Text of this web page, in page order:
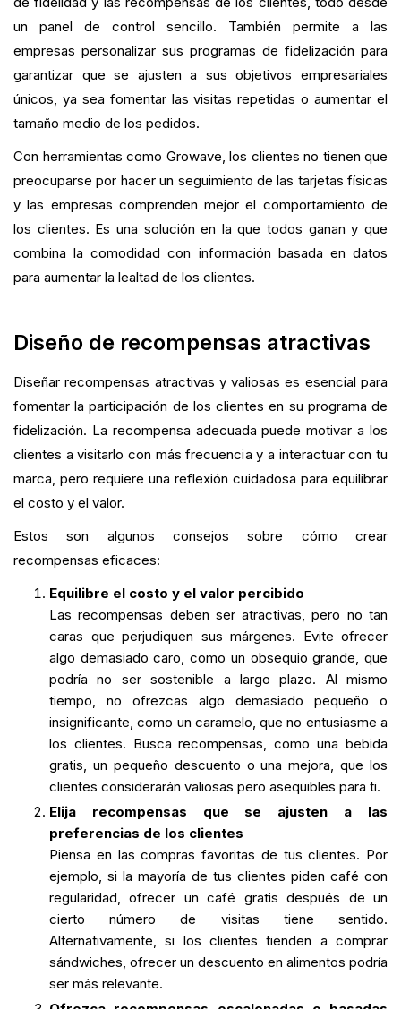
un panel de control sencillo. También permite a las
empresas personalizar sus programas de fidelización para
garantizar que se ajusten a sus objetivos empresariales
únicos, ya sea fomentar las visitas repetidas o aumentar el
tamaño medio de los pedidos.
Con herramientas como Growave, los clientes no tienen que
preocuparse por hacer un seguimiento de las tarjetas físicas
y las empresas comprenden mejor el comportamiento de
los clientes. Es una solución en la que todos ganan y que
combina la comodidad con información basada en datos
para aumentar la lealtad de los clientes.
Diseño de recompensas atractivas
Diseñar recompensas atractivas y valiosas es esencial para
fomentar la participación de los clientes en su programa de
fidelización. La recompensa adecuada puede motivar a los
clientes a visitarlo con más frecuencia y a interactuar con tu
marca, pero requiere una reflexión cuidadosa para equilibrar
el costo y el valor.
Estos son algunos consejos sobre cómo crear
recompensas eficaces:
Equilibre el costo y el valor percibido
Las recompensas deben ser atractivas, pero no tan
caras que perjudiquen sus márgenes. Evite ofrecer
algo demasiado caro, como un obsequio grande, que
podría no ser sostenible a largo plazo. Al mismo
tiempo, no ofrezcas algo demasiado pequeño o
insignificante, como un caramelo, que no entusiasme a
los clientes. Busca recompensas, como una bebida
gratis, un pequeño descuento o una mejora, que los
clientes considerarán valiosas pero asequibles para ti.
Elija recompensas que se ajusten a las
preferencias de los clientes
Piensa en las compras favoritas de tus clientes. Por
ejemplo, si la mayoría de tus clientes piden café con
regularidad, ofrecer un café gratis después de un
cierto número de visitas tiene sentido.
Alternativamente, si los clientes tienden a comprar
sándwiches, ofrecer un descuento en alimentos podría
ser más relevante.